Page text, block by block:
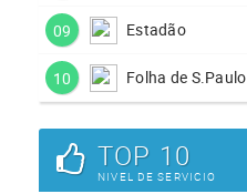
09 Estadão
10 Folha de S.Paulo
TOP 10
NIVEL DE SERVICIO